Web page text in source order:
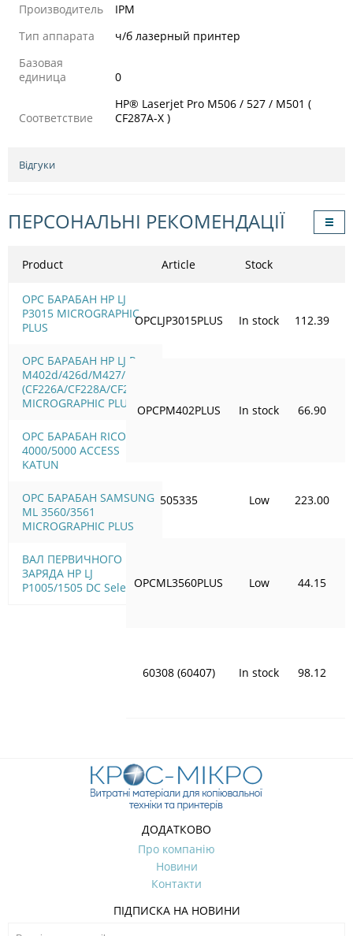
Производитель
IPM
Тип аппарата
ч/б лазерный принтер
Базовая
единица
0
Соответствие
HP® Laserjet Pro M506 / 527 / M501 (
CF287A-X )
Відгуки
ПЕРСОНАЛЬНІ РЕКОМЕНДАЦІЇ
Product
OPC БАРАБАН HP LJ
P3015 MICROGRAPHIC
PLUS
OPC БАРАБАН HP LJ Pro
M402d/426d/M427/M506
(CF226A/CF228A/CF287A)
MICROGRAPHIC PLUS
OPC БАРАБАН RICOH FT
4000/5000 ACCESS
KATUN
OPC БАРАБАН SAMSUNG
ML 3560/3561
MICROGRAPHIC PLUS
ВАЛ ПЕРВИЧНОГО
ЗАРЯДА HP LJ
P1005/1505 DC Select
Article Stock
OPCLJP3015PLUS In stock 112.39
OPCPM402PLUS In stock 66.90
505335 Low 223.00
OPCML3560PLUS Low 44.15
60308 (60407) In stock 98.12
ДОДАТКОВО
Про компанію
Новини
Контакти
ПІДПИСКА НА НОВИНИ